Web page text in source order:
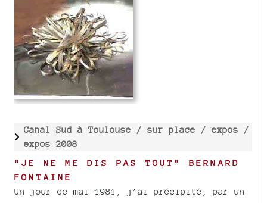
Canal Sud à Toulouse / sur place / expos /
expos 2008
"JE NE ME DIS PAS TOUT" BERNARD
FONTAINE
Un jour de mai 1981, j’ai précipité, par un